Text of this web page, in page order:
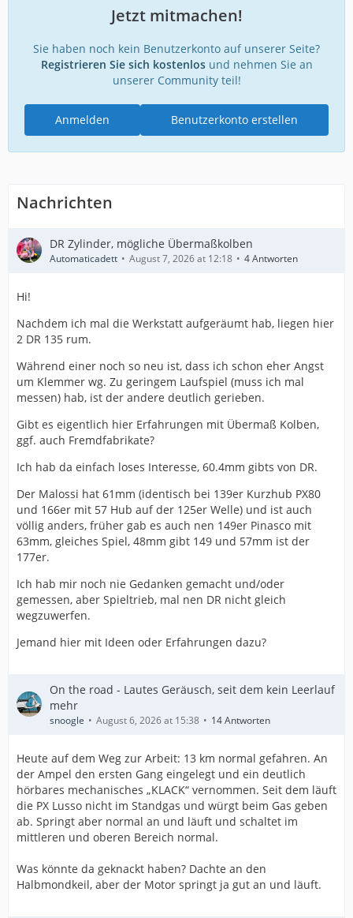
Jetzt mitmachen!
Sie haben noch kein Benutzerkonto auf unserer Seite?
Registrieren Sie sich kostenlosund nehmen Sie an
unserer Community teil!
Benutzerkonto erstellen
Anmelden
Nachrichten
DR Zylinder, mögliche Übermaßkolben
Automaticadett August 7, 2026 at 12:18 4 Antworten
Hi!
Nachdem ich mal die Werkstatt aufgeräumt hab, liegen hier
2 DR 135 rum.
Während einer noch so neu ist, dass ich schon eher Angst
um Klemmer wg. Zu geringem Laufspiel (muss ich mal
messen) hab, ist der andere deutlich gerieben.
Gibt es eigentlich hier Erfahrungen mit Übermaß Kolben,
ggf. auch Fremdfabrikate?
Ich hab da einfach loses Interesse, 60.4mm gibts von DR.
Der Malossi hat 61mm (identisch bei 139er Kurzhub PX80
und 166er mit 57 Hub auf der 125er Welle) und ist auch
völlig anders, früher gab es auch nen 149er Pinasco mit
63mm, gleiches Spiel, 48mm gibt 149 und 57mm ist der
177er.
Ich hab mir noch nie Gedanken gemacht und/oder
gemessen, aber Spieltrieb, mal nen DR nicht gleich
wegzuwerfen.
Jemand hier mit Ideen oder Erfahrungen dazu?
On the road - Lautes Geräusch, seit dem kein Leerlauf
mehr
snoogle August 6, 2026 at 15:38 14 Antworten
Heute auf dem Weg zur Arbeit: 13 km normal gefahren. An
der Ampel den ersten Gang eingelegt und ein deutlich
hörbares mechanisches „KLACK“ vernommen. Seit dem läuft
die PX Lusso nicht im Standgas und würgt beim Gas geben
ab. Springt aber normal an und läuft und schaltet im
mittleren und oberen Bereich normal.
Was könnte da geknackt haben? Dachte an den
Halbmondkeil, aber der Motor springt ja gut an und läuft.